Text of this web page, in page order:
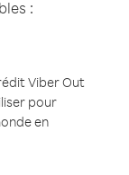
:
Viber Out
pour
en